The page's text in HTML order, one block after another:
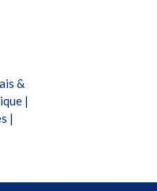
&
|
|